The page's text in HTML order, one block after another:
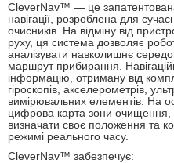
CleverNav™ — це запатентована
навігації, розроблена для
очисників. На відміну від
руху, ця система дозволяє
аналізувати навколишнє
маршрут прибирання.
інформацію, отриману від
гіроскопів, акселерометрів,
вимірювальних елементів. На
цифрова карта зони
визначати своє положення та
режимі реального часу.
CleverNav™ забезпечує: